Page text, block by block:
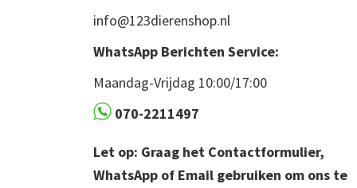
info@123dierenshop.nl
WhatsApp Berichten Service:
Maandag-Vrijdag 10:00/17:00
070-2211497
Let op: Graag het Contactformulier,
WhatsApp of Email gebruiken om ons te